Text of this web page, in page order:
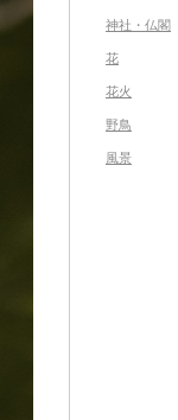
神社・仏閣
花
花火
野鳥
風景